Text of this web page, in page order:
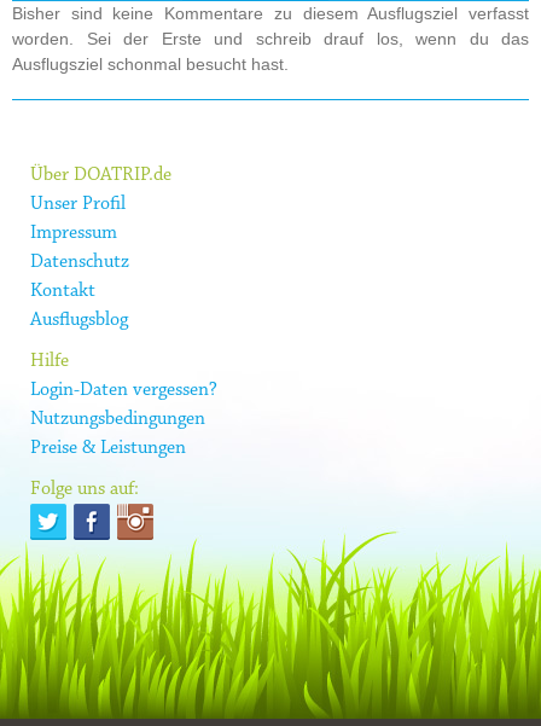
Bisher sind keine Kommentare zu diesem Ausflugsziel verfasst
worden. Sei der Erste und schreib drauf los, wenn du das
Ausflugsziel schonmal besucht hast.
Über DOATRIP.de
Unser Profil
Impressum
Datenschutz
Kontakt
Ausflugsblog
Hilfe
Login-Daten vergessen?
Nutzungsbedingungen
Preise & Leistungen
Folge uns auf: